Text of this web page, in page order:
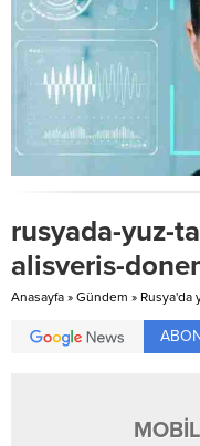
rusyada-yuz-
alisveris-
Anasayfa » Gündem » Rusya'da